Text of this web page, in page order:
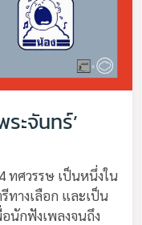
ะจันทร์’
ทศวรรษ เป็นหนึ่งใน
ทางเลือก และเป็น
นักฟังเพลงจนถึง